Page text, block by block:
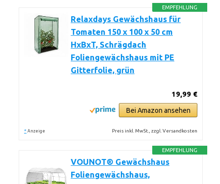
EMPFEHLUNG
Relaxdays Gewächshaus für
Tomaten 150 x 100 x 50 cm
HxBxT, Schrägdach
Foliengewächshaus mit PE
Gitterfolie, grün
19,99 €
Bei Amazon ansehen
* Anzeige Preis inkl. MwSt., zzgl. Versandkosten
EMPFEHLUNG
VOUNOT® Gewächshaus
Foliengewächshaus,